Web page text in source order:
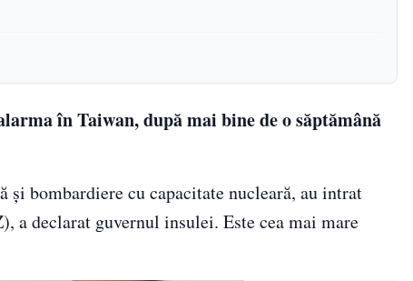
în Taiwan, după mai bine de o săptămână
și bombardiere cu capacitate nucleară, au intrat
a declarat guvernul insulei. Este cea mai mare